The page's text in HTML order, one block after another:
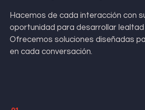
Hacemos de cada interacción con
oportunidad para desarrollar
Ofrecemos soluciones diseñadas
en cada conversación.